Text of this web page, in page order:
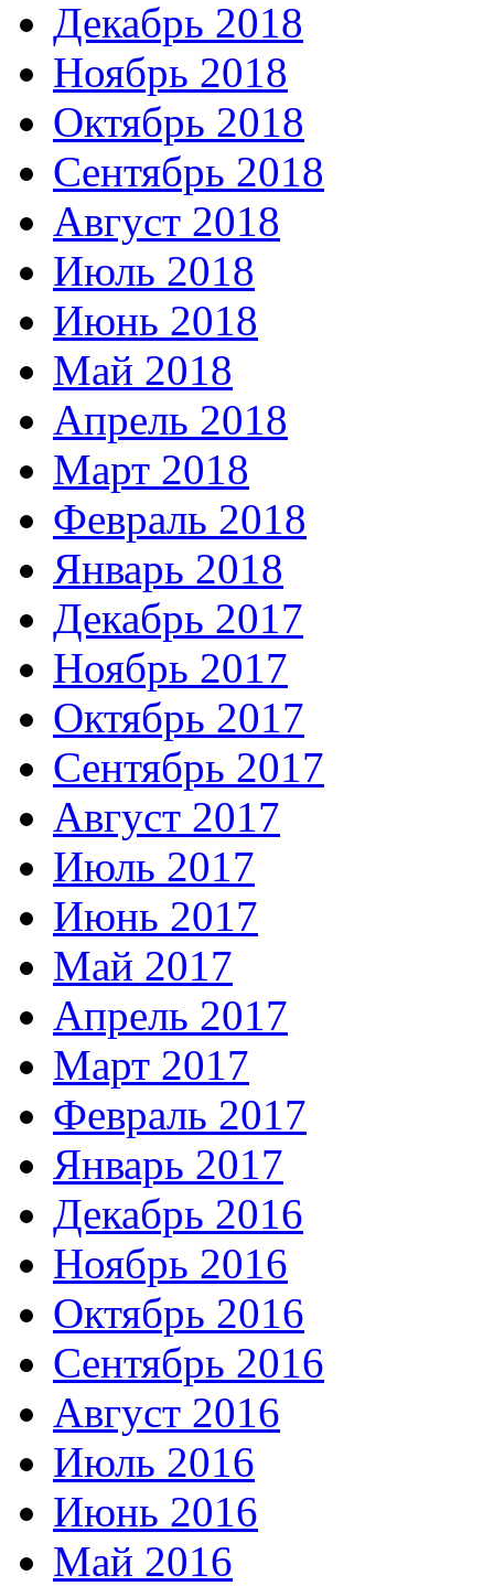
Декабрь 2018
Ноябрь 2018
Октябрь 2018
Сентябрь 2018
Август 2018
Июль 2018
Июнь 2018
Май 2018
Апрель 2018
Март 2018
Февраль 2018
Январь 2018
Декабрь 2017
Ноябрь 2017
Октябрь 2017
Сентябрь 2017
Август 2017
Июль 2017
Июнь 2017
Май 2017
Апрель 2017
Март 2017
Февраль 2017
Январь 2017
Декабрь 2016
Ноябрь 2016
Октябрь 2016
Сентябрь 2016
Август 2016
Июль 2016
Июнь 2016
Май 2016